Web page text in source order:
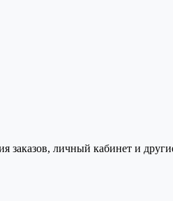
заказов, личный кабинет и